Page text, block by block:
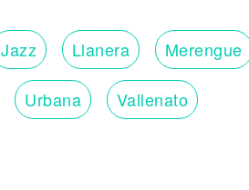
Jazz Llanera Merengue
Urbana Vallenato